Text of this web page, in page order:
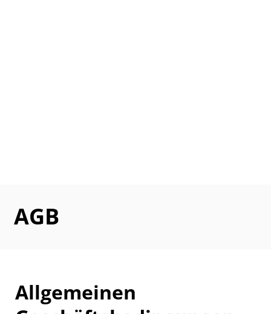
AGB
Allgemeinen